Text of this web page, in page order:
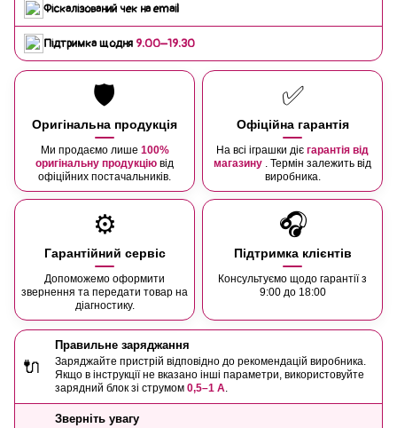
Фіскалізований чек на email
Підтримка щодня 9:00–19:30
🛡️
Оригінальна продукція
Ми продаємо лише 100%
оригінальну продукцію від
офіційних постачальників.
✅
Офіційна гарантія
На всі іграшки діє гарантія від
магазину . Термін залежить від
виробника.
⚙️
Гарантійний сервіс
Допоможемо оформити
звернення та передати товар на
діагностику.
🎧
Підтримка клієнтів
Консультуємо щодо гарантії з
9:00 до 18:00
🔌
Правильне заряджання
Заряджайте пристрій відповідно до рекомендацій виробника.
Якщо в інструкції не вказано інші параметри, використовуйте
зарядний блок зі струмом 0,5–1 А.
Зверніть увагу